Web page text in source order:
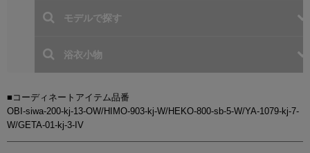
■コーディネートアイテム品番
OBI-siwa-200-kj-13-OW/HIMO-903-kj-W/HEKO-800-sb-5-W/YA-1079-kj-7-
W/GETA-01-kj-3-IV